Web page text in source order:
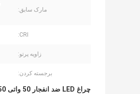
مارک سابق:
CRI:
زاویه پرتو:
برجسته کردن:
چراغ LED ضد انفجار 50 واتی 150 واتی ATEX High Bay Lighting IP65 LED لامپ ضد آب